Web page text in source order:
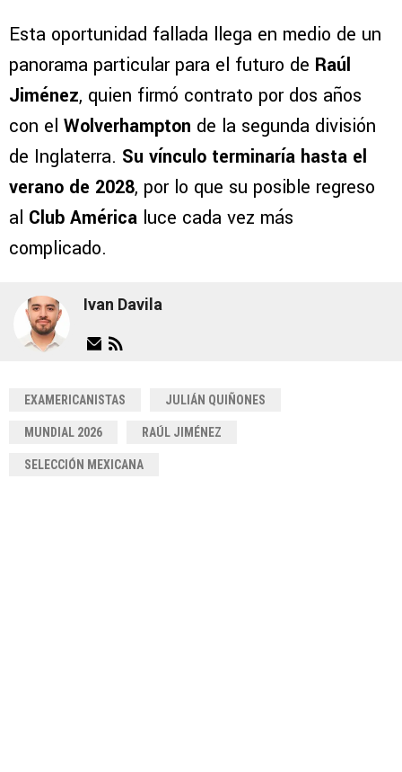
Esta oportunidad fallada llega en medio de un
panorama particular para el futuro de Raúl
Jiménez, quien firmó contrato por dos años
con el Wolverhampton de la segunda división
de Inglaterra. Su vínculo terminaría hasta el
verano de 2028, por lo que su posible regreso
al Club América luce cada vez más
complicado.
Ivan Davila
EXAMERICANISTAS JULIÁN QUIÑONES
MUNDIAL 2026 RAÚL JIMÉNEZ
SELECCIÓN MEXICANA